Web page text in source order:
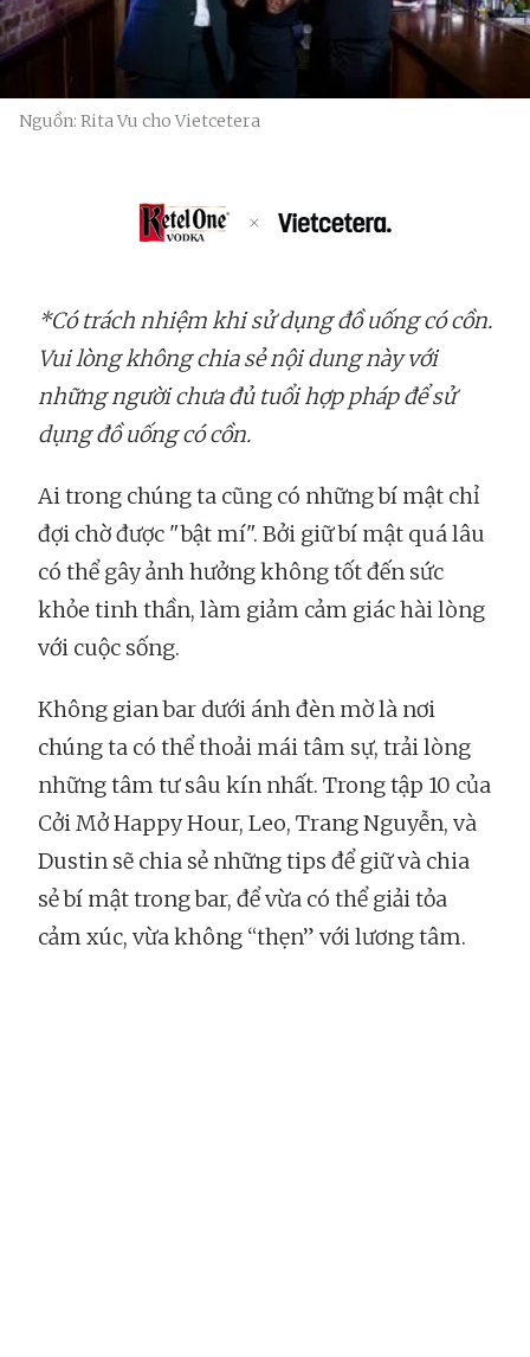
Nguồn: Rita Vu cho Vietcetera
*Có trách nhiệm khi sử dụng đồ uống có cồn.
Vui lòng không chia sẻ nội dung này với
những người chưa đủ tuổi hợp pháp để sử
dụng đồ uống có cồn.
Ai trong chúng ta cũng có những bí mật chỉ
đợi chờ được "bật mí". Bởi giữ bí mật quá lâu
có thể gây ảnh hưởng không tốt đến sức
khỏe tinh thần, làm giảm cảm giác hài lòng
với cuộc sống.
Không gian bar dưới ánh đèn mờ là nơi
chúng ta có thể thoải mái tâm sự, trải lòng
những tâm tư sâu kín nhất. Trong tập 10 của
Cởi Mở Happy Hour, Leo, Trang Nguyễn, và
Dustin sẽ chia sẻ những tips để giữ và chia
sẻ bí mật trong bar, để vừa có thể giải tỏa
cảm xúc, vừa không “thẹn” với lương tâm.